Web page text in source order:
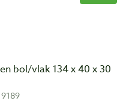
bol/vlak 134 x 40 x 30